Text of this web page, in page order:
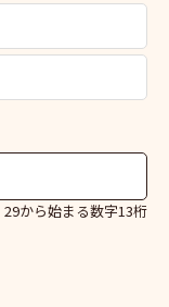
29から始まる数字13桁